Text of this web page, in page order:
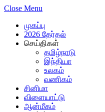
Close Menu
முகப்பு
2026 தேர்தல்
செய்திகள்
தமிழ்நாடு
இந்தியா
உலகம்
வணிகம்
சினிமா
விளையாட்டு
ஆன்மீகம்